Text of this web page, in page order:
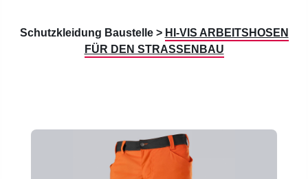
Schutzkleidung Baustelle > HI-VIS ARBEITSHOSEN
FÜR DEN STRASSENBAU